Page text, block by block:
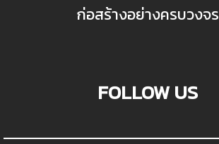
ก่อสร้างอย่างครบวงจร
FOLLOW US